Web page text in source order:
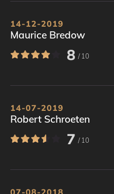
14-12-2019
Maurice Bredow
8 / 10
14-07-2019
Robert Schroeten
7 / 10
07-08-2018